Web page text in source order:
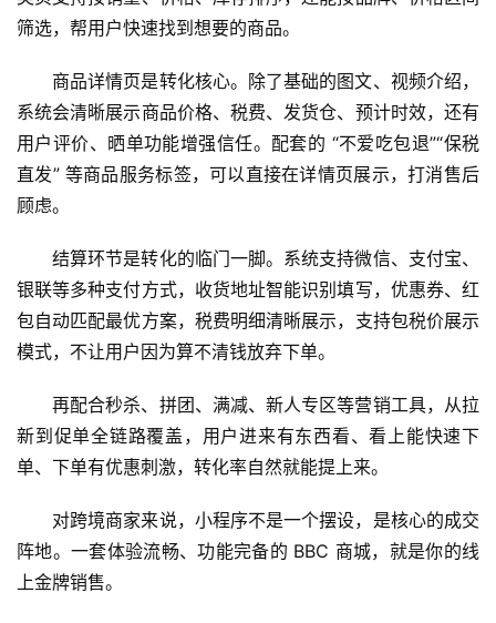
行
业
认
运
操
筛选，帮用户快速找到想要的商品。
商品详情页是转化核心。除了基础的图文、视频介绍，
系统会清晰展示商品价格、税费、发货仓、预计时效，还有
用户评价、晒单功能增强信任。配套的 “不爱吃包退”“保税
直发” 等商品服务标签，可以直接在详情页展示，打消售后
顾虑。
结算环节是转化的临门一脚。系统支持微信、支付宝、
银联等多种支付方式，收货地址智能识别填写，优惠券、红
包自动匹配最优方案，税费明细清晰展示，支持包税价展示
模式，不让用户因为算不清钱放弃下单。
再配合秒杀、拼团、满减、新人专区等营销工具，从拉
新到促单全链路覆盖，用户进来有东西看、看上能快速下
单、下单有优惠刺激，转化率自然就能提上来。
对跨境商家来说，小程序不是一个摆设，是核心的成交
阵地。一套体验流畅、功能完备的 BBC 商城，就是你的线
上金牌销售。